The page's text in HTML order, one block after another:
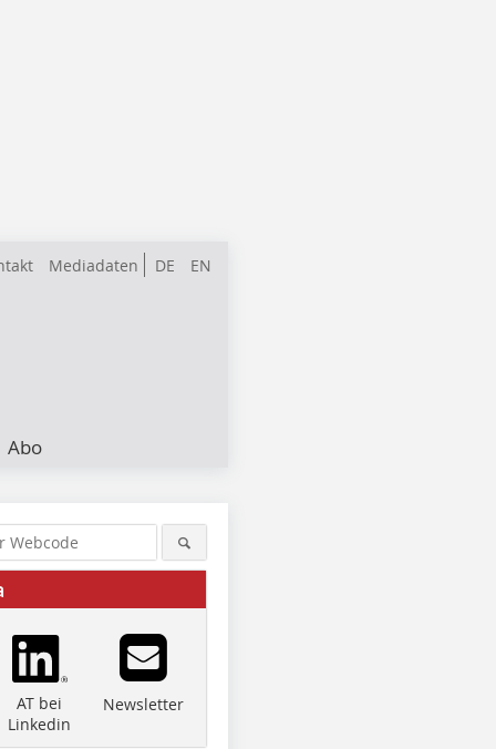
DE EN
Mediadaten
Abo
AT bei
Linkedin
Newsletter